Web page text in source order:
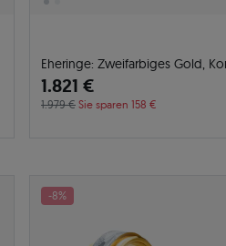
Eheringe: Zweifarbiges Gold,
1.821 €
1.979 € Sie sparen 158 €
-8%